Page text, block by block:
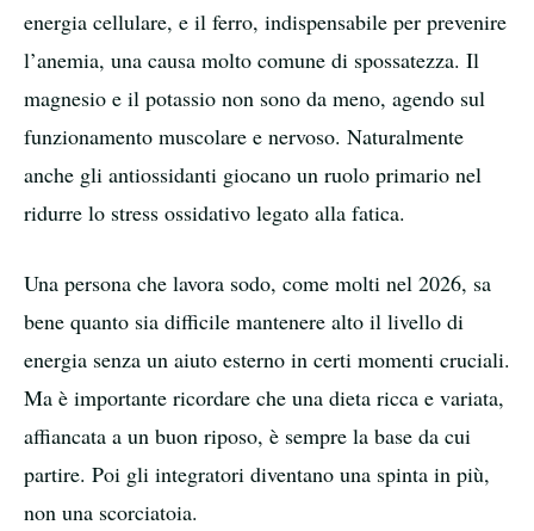
energia cellulare, e il ferro, indispensabile per prevenire
l’anemia, una causa molto comune di spossatezza. Il
magnesio e il potassio non sono da meno, agendo sul
funzionamento muscolare e nervoso. Naturalmente
anche gli antiossidanti giocano un ruolo primario nel
ridurre lo stress ossidativo legato alla fatica.
Una persona che lavora sodo, come molti nel 2026, sa
bene quanto sia difficile mantenere alto il livello di
energia senza un aiuto esterno in certi momenti cruciali.
Ma è importante ricordare che una dieta ricca e variata,
affiancata a un buon riposo, è sempre la base da cui
partire. Poi gli integratori diventano una spinta in più,
non una scorciatoia.